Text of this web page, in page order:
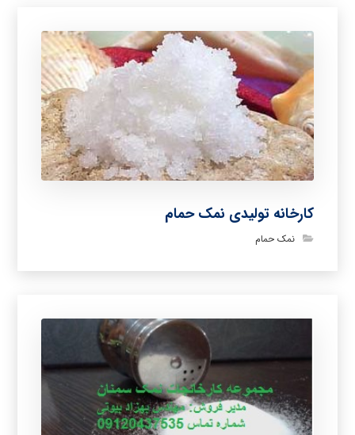
کارخانه تولیدی نمک حمام
نمک حمام